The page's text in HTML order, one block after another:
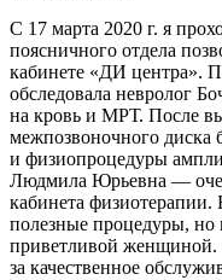
С 17 марта 2020 г. я
поясничного отдела
кабинете «ДИ центра».
обследовала невролог
на кровь и МРТ. После
межпозвоночного диска
и физиопроцедуры
Людмила Юрьевна —
кабинета физиотерапии.
полезные процедуры,
приветливой женщиной.
за качественное